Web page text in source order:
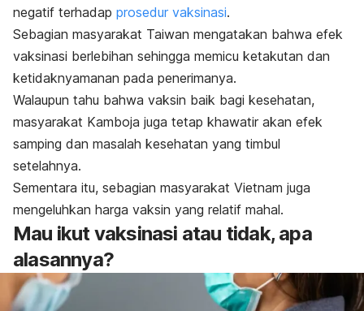
negatif terhadap prosedur vaksinasi.
Sebagian masyarakat Taiwan mengatakan bahwa efek
vaksinasi berlebihan sehingga memicu ketakutan dan
ketidaknyamanan pada penerimanya.
Walaupun tahu bahwa vaksin baik bagi kesehatan,
masyarakat Kamboja juga tetap khawatir akan efek
samping dan masalah kesehatan yang timbul
setelahnya.
Sementara itu, sebagian masyarakat Vietnam juga
mengeluhkan harga vaksin yang relatif mahal.
Mau ikut vaksinasi atau tidak, apa
alasannya?